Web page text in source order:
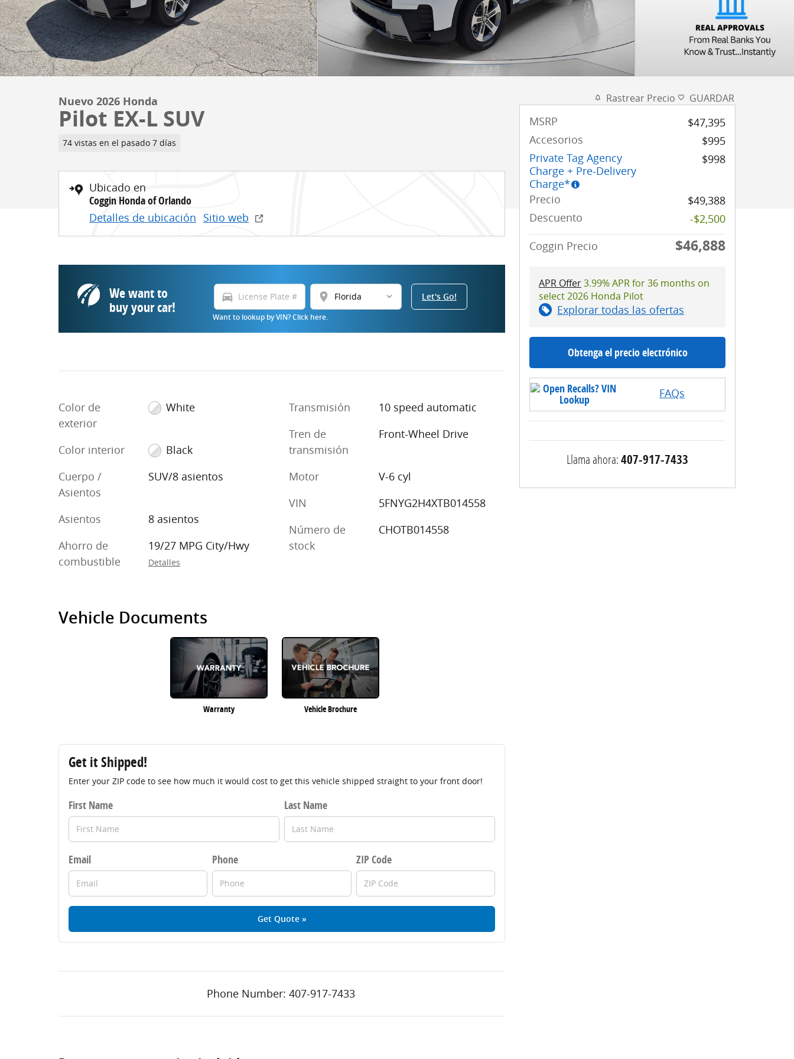
Nuevo 2026 Honda
Pilot EX-L SUV
74 vistas en el pasado 7 días
Ubicado en
Coggin Honda of Orlando
Detalles de ubicación Sitio web
We want to
buy your car!
directions_car location_on
Want to lookup by VIN? Click here.
Let's Go!
Color de
exterior
White
Color interior
Black
Cuerpo /
Asientos
SUV/8 asientos
Asientos
8 asientos
Ahorro de
combustible
19/27 MPG City/Hwy
Detalles
Transmisión
10 speed automatic
Tren de
transmisión
Front-Wheel Drive
Motor
V-6 cyl
VIN
5FNYG2H4XTB014558
Número de
stock
CHOTB014558
Vehicle Documents
Warranty Vehicle Brochure
Get it Shipped!
Enter your ZIP code to see how much it would cost to get this vehicle shipped straight to your front door!
First Name Last Name
Email Phone ZIP Code
Get Quote »
Phone Number: 407-917-7433
Rastrear Precio GUARDAR
MSRP
$47,395
Accesorios
$995
Private Tag Agency
Charge + Pre-Delivery
Charge*
$998
Precio
$49,388
Descuento
-$2,500
Coggin Precio
$46,888
APR Offer3.99% APR for 36 months on
select 2026 Honda Pilot
Explorar todas las ofertas
Obtenga el precio electrónico
FAQs
Llama ahora:407-917-7433